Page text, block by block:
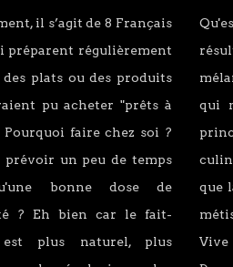
il s’agit de 8 Français
préparent régulièrement
des plats ou des produits
pu acheter "prêts à
Pourquoi faire chez soi ?
prévoir un peu de temps
bonne dose de
? Eh bien car le fait-
est plus naturel, plus
qui
que
Vive